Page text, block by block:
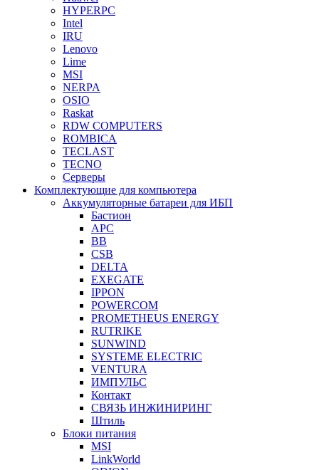
HYPERPC
Intel
IRU
Lenovo
Lime
MSI
NERPA
OSIO
Raskat
RDW COMPUTERS
ROMBICA
TECLAST
TECNO
Серверы
Комплектующие для компьютера
Аккумуляторные батареи для ИБП
Бастион
APC
BB
CSB
DELTA
EXEGATE
IPPON
POWERCOM
PROMETHEUS ENERGY
RUTRIKE
SUNWIND
SYSTEME ELECTRIC
VENTURA
ИМПУЛЬС
Контакт
СВЯЗЬ ИНЖИНИРИНГ
Штиль
Блоки питания
MSI
LinkWorld